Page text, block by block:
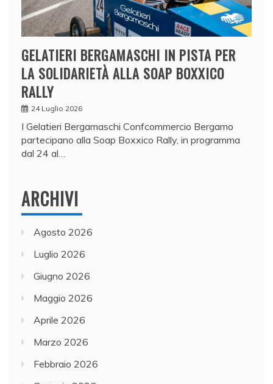
GELATIERI BERGAMASCHI IN PISTA PER
LA SOLIDARIETÀ ALLA SOAP BOXXICO
RALLY
24 Luglio 2026
I Gelatieri Bergamaschi Confcommercio Bergamo
partecipano alla Soap Boxxico Rally, in programma
dal 24 al…
ARCHIVI
Agosto 2026
Luglio 2026
Giugno 2026
Maggio 2026
Aprile 2026
Marzo 2026
Febbraio 2026